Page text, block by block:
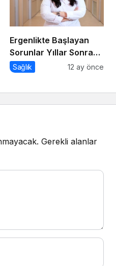
Ergenlikte Başlayan
Sorunlar Yıllar Sonra
da Sizi Takip Ediyorsa
Sağlık 12 ay önce
Gerekli alanlar